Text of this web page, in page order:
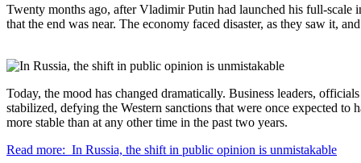
Twenty months ago, after Vladimir Putin had launched his full-
that the end was near. The economy faced disaster, as they saw it,
Today, the mood has changed dramatically. Business leaders,
stabilized, defying the Western sanctions that were once expected to
more stable than at any other time in the past two years.
Read more: In Russia, the shift in public opinion is unmistakable